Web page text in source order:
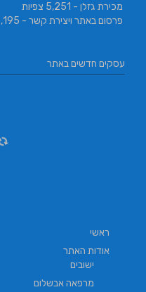
מכירת גזלן - 5,251 צפיות
פרסום באתר ויצירת קשר - 5,195 צפיות
עסקים חדשים באתר
ראשי
אודות האתר
ישובים
מרפאה אבשלום